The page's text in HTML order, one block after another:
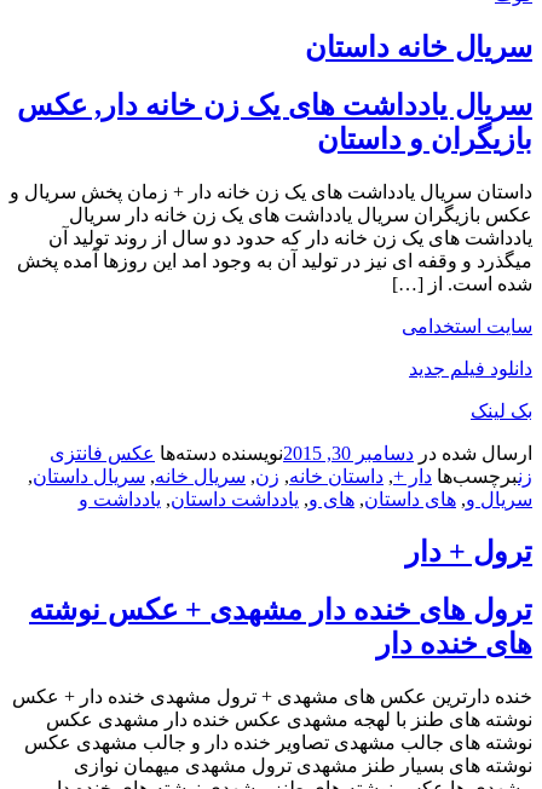
سریال خانه داستان
سریال یادداشت های یک زن خانه دار, عکس
بازیگران و داستان
داستان سریال یادداشت های یک زن خانه دار + زمان پخش سریال و
عکس بازیگران سریال یادداشت های یک زن خانه دار سریال
یادداشت های یک زن خانه دار که حدود دو سال از روند تولید آن
میگذرد و وقفه ای نیز در تولید آن به وجود امد این روزها آمده پخش
شده است. از […]
سایت استخدامی
دانلود فیلم جدید
بک لینک
ارسال شده در دسامبر 30, 2015 نویسنده دسته‌ها عکس فانتزی
زنبرچسب‌ها دار +, داستان خانه, زن, سریال خانه, سریال داستان,
سریال و, های داستان, های و, یادداشت داستان, یادداشت و
ترول + دار
ترول های خنده دار مشهدی + عکس نوشته
های خنده دار
خنده دارترین عکس های مشهدی + ترول مشهدی خنده دار + عکس
نوشته های طنز با لهجه مشهدی عکس خنده دار مشهدی عکس
نوشته های جالب مشهدی تصاویر خنده دار و جالب مشهدی عکس
نوشته های بسیار طنز مشهدی ترول مشهدی میهمان نوازی